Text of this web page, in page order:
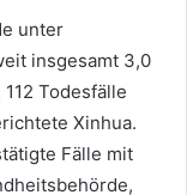
unter
insgesamt 3,0
Todesfälle
Xinhua.
Fälle mit